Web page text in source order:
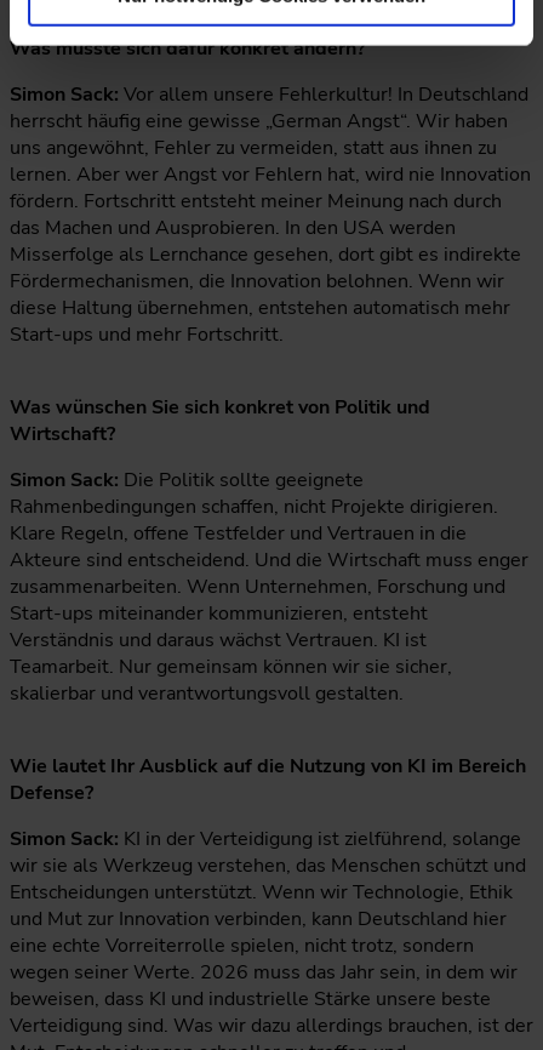
Was müsste sich dafür konkret ändern?
Simon Sack: Vor allem unsere Fehlerkultur! In Deutschland
herrscht häufig eine gewisse „German Angst“. Wir haben
uns angewöhnt, Fehler zu vermeiden, statt aus ihnen zu
lernen. Aber wer Angst vor Fehlern hat, wird nie Innovation
fördern. Fortschritt entsteht meiner Meinung nach durch
das Machen und Ausprobieren. In den USA werden
Misserfolge als Lernchance gesehen, dort gibt es indirekte
Fördermechanismen, die Innovation belohnen. Wenn wir
diese Haltung übernehmen, entstehen automatisch mehr
Start-ups und mehr Fortschritt.
Was wünschen Sie sich konkret von Politik und
Wirtschaft?
Simon Sack: Die Politik sollte geeignete
Rahmenbedingungen schaffen, nicht Projekte dirigieren.
Klare Regeln, offene Testfelder und Vertrauen in die
Akteure sind entscheidend. Und die Wirtschaft muss enger
zusammenarbeiten. Wenn Unternehmen, Forschung und
Start-ups miteinander kommunizieren, entsteht
Verständnis und daraus wächst Vertrauen. KI ist
Teamarbeit. Nur gemeinsam können wir sie sicher,
skalierbar und verantwortungsvoll gestalten.
Wie lautet Ihr Ausblick auf die Nutzung von KI im Bereich
Defense?
Simon Sack: KI in der Verteidigung ist zielführend, solange
wir sie als Werkzeug verstehen, das Menschen schützt und
Entscheidungen unterstützt. Wenn wir Technologie, Ethik
und Mut zur Innovation verbinden, kann Deutschland hier
eine echte Vorreiterrolle spielen, nicht trotz, sondern
wegen seiner Werte. 2026 muss das Jahr sein, in dem wir
beweisen, dass KI und industrielle Stärke unsere beste
Verteidigung sind. Was wir dazu allerdings brauchen, ist der